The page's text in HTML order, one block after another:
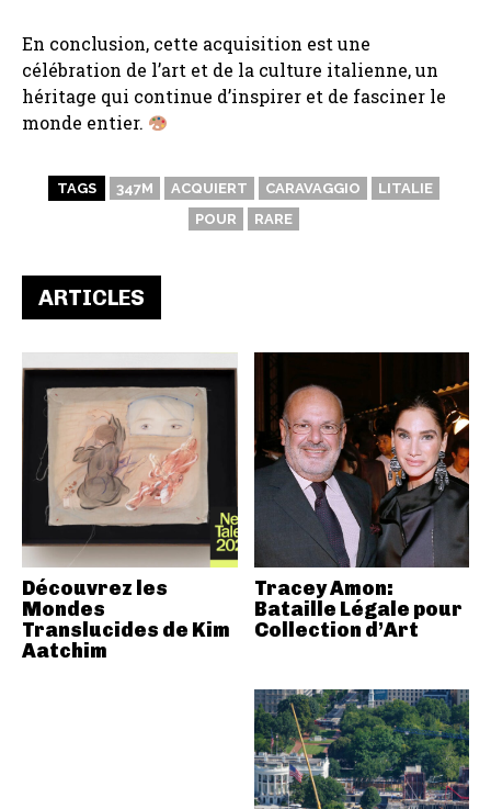
En conclusion, cette acquisition est une
célébration de l’art et de la culture italienne, un
héritage qui continue d’inspirer et de fasciner le
monde entier.
TAGS 347M ACQUIERT CARAVAGGIO
LITALIE
POUR
RARE
ARTICLES
Découvrez les
Mondes
Translucides de Kim
Aatchim
Tracey Amon:
Bataille Légale pour
Collection d’Art